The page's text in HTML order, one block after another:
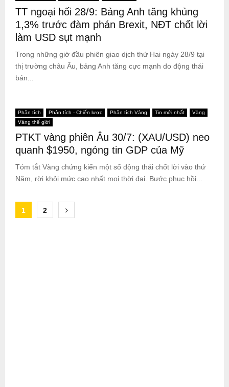
TT ngoại hối 28/9: Bảng Anh tăng khủng
1,3% trước đàm phán Brexit, NĐT chốt lời
làm USD sụt mạnh
Trong những giờ đầu phiên giao dịch thứ Hai ngày 28/9 tại
thị trường châu Âu, bảng Anh tăng cực mạnh do động thái
bán...
Phân tích Phân tích - Chiến lược Phân tích Vàng Tin mới nhất
Vàng
Vàng thế giới
PTKT vàng phiên Âu 30/7: (XAU/USD) neo
quanh $1950, ngóng tin GDP của Mỹ
Tóm tắt Vàng chứng kiến một số động thái chốt lời vào thứ
Năm, rời khỏi mức cao nhất mọi thời đại. Bước phục hồi...
Posts
1 2